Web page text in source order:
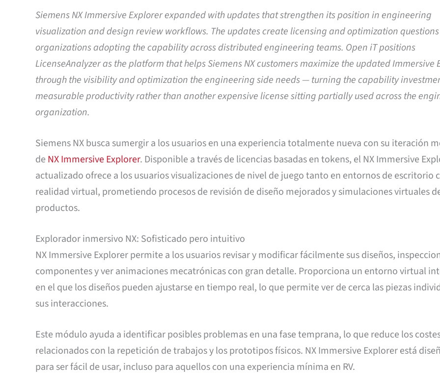
Siemens NX Immersive Explorer expanded with updates that strengthen its position in engineering
visualization and design review workflows. The updates create licensing and optimization
organizations adopting the capability across distributed engineering teams. Open iT positions
LicenseAnalyzer as the platform that helps Siemens NX customers maximize the updated Immersive
through the visibility and optimization the engineering side needs — turning the capability
measurable productivity rather than another expensive license sitting partially used across the
organization.
Siemens NX busca sumergir a los usuarios en una experiencia totalmente nueva con su iteración
de NX Immersive Explorer. Disponible a través de licencias basadas en tokens, el NX Immersive
actualizado ofrece a los usuarios visualizaciones de nivel de juego tanto en entornos de escritorio
realidad virtual, prometiendo procesos de revisión de diseño mejorados y simulaciones virtuales
productos.
Explorador inmersivo NX: Sofisticado pero intuitivo
NX Immersive Explorer permite a los usuarios revisar y modificar fácilmente sus diseños,
componentes y ver animaciones mecatrónicas con gran detalle. Proporciona un entorno virtual
en el que los diseños pueden ajustarse en tiempo real, lo que permite ver de cerca las piezas
sus interacciones.
Este módulo ayuda a identificar posibles problemas en una fase temprana, lo que reduce los
relacionados con la repetición de trabajos y los prototipos físicos. NX Immersive Explorer está
para ser fácil de usar, incluso para aquellos con una experiencia mínima en RV.